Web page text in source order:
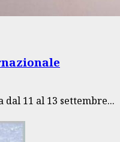
dal 11 al 13 settembre...